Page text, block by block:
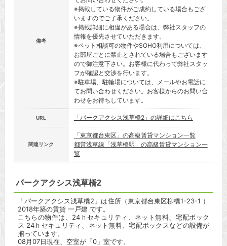
備考
※掲載している物件がご成約している場合もござ
いますのでご了承ください。
※掲載詳細に相違がある場合は、弊社スタッフの
情報を優先させていただきます。
※ペット相談可の物件やSOHO利用については、
お部屋ごとに禁止とされている場合もございます
ので御注意下さい。お客様に代わって弊社スタッ
フが確認と交渉を行います。
※駐車場、駐輪場については、メールやお電話に
てお問い合わせください。お客様からのお問い合
わせをお待ちしています。
URL 「パークアクシス浅草橋2」の詳細はこちら
関連リンク
「東京都台東区」の高級賃貸マンション一覧
都営浅草線「浅草橋駅」の高級賃貸マンション一
覧
パークアクシス浅草橋2
「パークアクシス浅草橋2」は住所（東京都台東区柳橋1-23-1 ）
2018年築の賃貸 一戸建 です。
こちらの物件は、24ｈセキュリティ、ネット無料、宅配ボック
ス 24ｈセキュリティ、ネット無料、宅配ボックスなどの設備が
揃っています。
08月07日現在、空室が「0」室です。